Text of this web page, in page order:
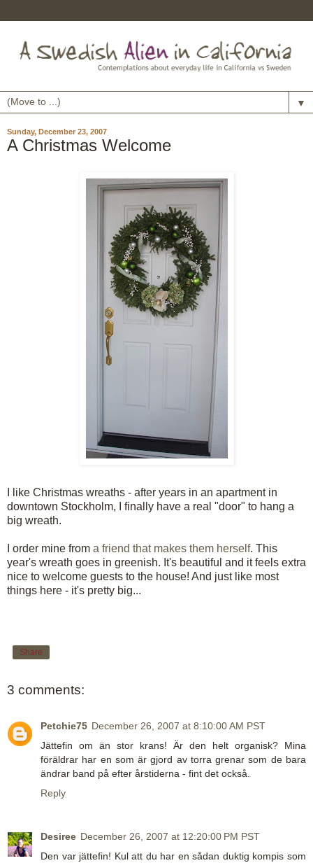
▼
Sunday, December 23, 2007
A Christmas Welcome
I like Christmas wreaths - after years in an apartment in
downtown Stockholm, I finally have a real "door" to hang a
big wreath.
I order mine from a friend that makes them herself. This
year's wreath goes in greenish. It's beautiful and it feels extra
nice to welcome guests to the house! And just like most
things here - it's pretty big...
Share
3 comments:
Petchie75 December 26, 2007 at 8:10:00 AM PST
Jättefin om än stor krans! Är den helt organisk? Mina
föräldrar har en som är gjord av torra grenar som de bara
ändrar band på efter årstiderna - fint det också.
Reply
Desiree December 26, 2007 at 12:20:00 PM PST
Den var jättefin! Kul att du har en sådan duktig kompis som